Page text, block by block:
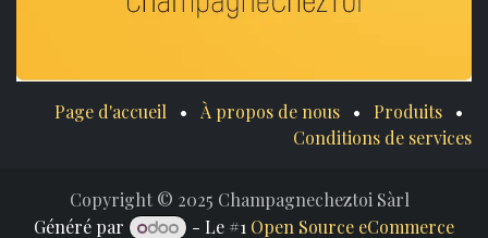
Page d'accueil • À propos de nous • Produits
•
Conditions de services
Copyright © 2025 Champagnecheztoi Sàrl
Généré par
- Le #1 Open Source eCommerce